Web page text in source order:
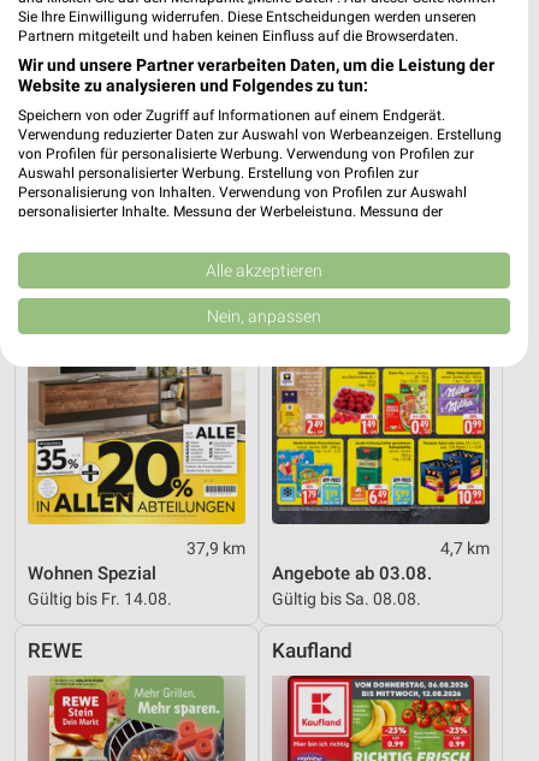
9,9 km
Angebote ab 01.08.
Noch morgen gültig
Dieter Knoll
Gültig bis Fr. 14.08.
XXXLutz
37,9 km
Wohnen Spezial
Gültig bis Fr. 14.08.
EDEKA
4,7 km
Angebote ab 03.08.
Gültig bis Sa. 08.08.
REWE Kaufland
Sie Ihre Einwilligung widerrufen. Diese Entscheidungen werden unseren
Partnern mitgeteilt und haben keinen Einfluss auf die Browserdaten.
Wir und unsere Partner verarbeiten Daten, um die Leistung der
Website zu analysieren und Folgendes zu tun:
Speichern von oder Zugriff auf Informationen auf einem Endgerät.
Verwendung reduzierter Daten zur Auswahl von Werbeanzeigen. Erstellung
von Profilen für personalisierte Werbung. Verwendung von Profilen zur
Auswahl personalisierter Werbung. Erstellung von Profilen zur
Personalisierung von Inhalten. Verwendung von Profilen zur Auswahl
personalisierter Inhalte. Messung der Werbeleistung. Messung der
Kombinationen von Daten aus verschiedenen Quellen. Entwicklung und
Verbesserung der Angebote. Verwendung reduzierter Daten zur Auswahl
von Inhalten.
Daten können außerhalb der Europäischen Union weitergegeben und in die
USA gesendet werden.
Website/App.
Partnerliste anzeigen (1 IAB-Anbieter)
Wir nutzen Ihre Daten für folgende Zwecke:
IAB-Verarbeitungszwecke:
Speichern von oder Zugriff auf Informationen
auf einem Endgerät
Verwendung reduzierter Daten zur Auswahl von
Werbeanzeigen
Erstellung von Profilen für personalisierte
Werbung
Verwendung von Profilen zur Auswahl
personalisierter Werbung
Alle akzeptieren
Nein, anpassen